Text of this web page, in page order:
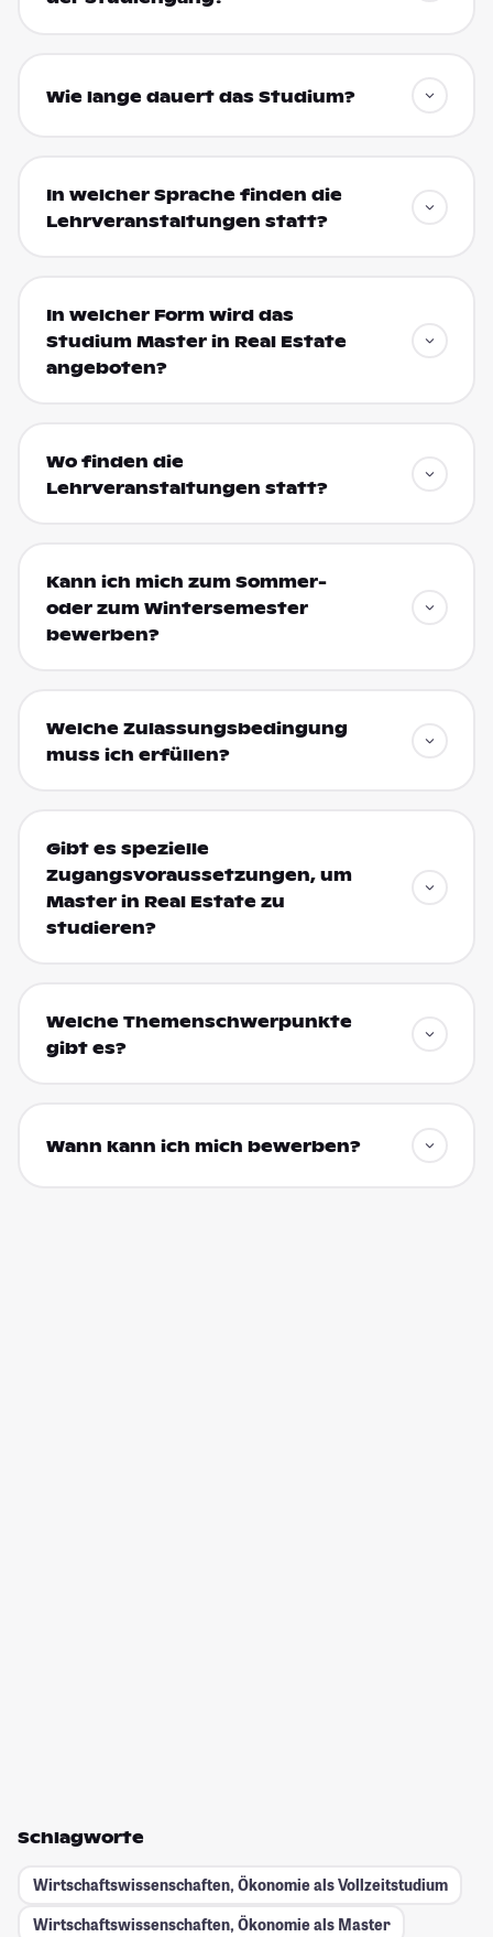
Wie lange dauert das Studium?
In welcher Sprache finden die
Lehrveranstaltungen statt?
In welcher Form wird das
Studium Master in Real Estate
angeboten?
Wo finden die
Lehrveranstaltungen statt?
Kann ich mich zum Sommer-
oder zum Wintersemester
bewerben?
Welche Zulassungsbedingung
muss ich erfüllen?
Gibt es spezielle
Zugangsvoraussetzungen, um
Master in Real Estate zu
studieren?
Welche Themenschwerpunkte
gibt es?
Wann kann ich mich bewerben?
Schlagworte
Wirtschaftswissenschaften, Ökonomie als Vollzeitstudium
Wirtschaftswissenschaften, Ökonomie als Master